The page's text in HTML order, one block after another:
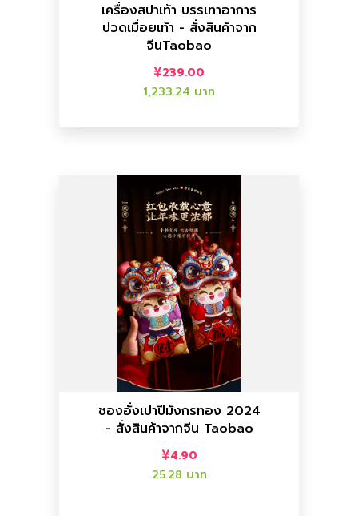
เครื่องสปาเท้า บรรเทาอาการ
ปวดเมื่อยเท้า - สั่งสินค้าจาก
จีนTaobao
239.00
1,233.24 บาท
เครื่องสปาเท้า บรรเทาอาการปวดเมื่อย
เท้า - สั่งสินค้าจากจีนTaobao
ซองอั่งเปาปีมังกรทอง 2024
- สั่งสินค้าจากจีน Taobao
4.90
25.28 บาท
ซองอั่งเปาปีมังกรทอง 2024 - สั่ง
สินค้าจากจีน Taobao
อื่นๆ
ราคาจีน : 4.90
ราคาไทย :25.28 บาท
เพิ่มลงตะกร้า
เพิ่มลงตะกร้า